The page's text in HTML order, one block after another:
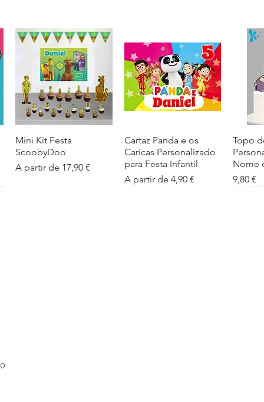
Visualização rápida
Mini Kit Festa
ScoobyDoo
A partir de 17,90 €
Preço promocional
Visualização rápida
Cartaz Panda e os
Caricas Personalizado
para Festa Infantil
A partir de 4,90 €
Preço promocional
Topo
Nome
Preço
9,80 €